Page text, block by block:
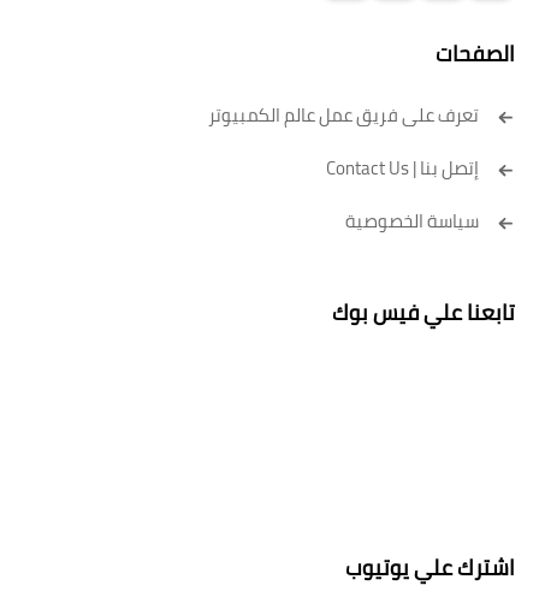
الصفحات
تعرف على فريق عمل عالم الكمبيوتر
إتصل بنا | Contact Us
سياسة الخصوصية
تابعنا علي فيس بوك
اشترك علي يوتيوب